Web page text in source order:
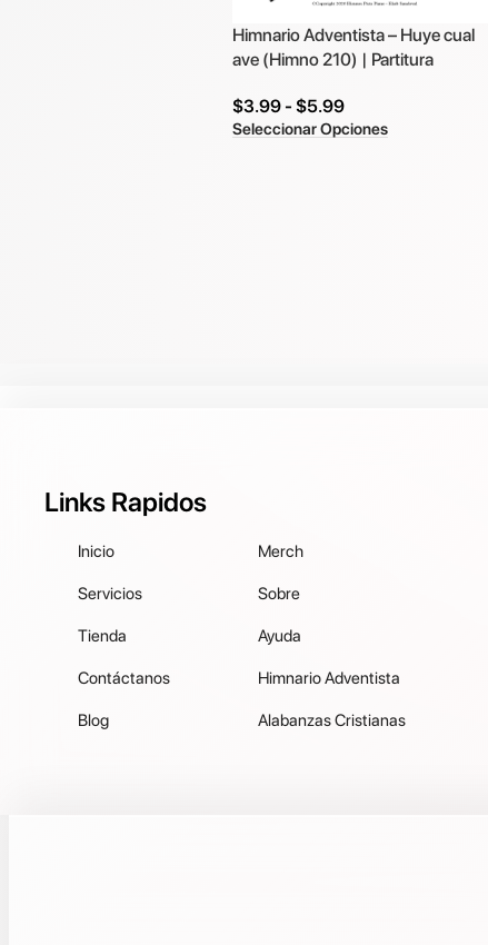
Himnario Adventista – Huye cual
ave (Himno 210) | Partitura
$3.99 - $5.99
Seleccionar Opciones
Links Rapidos
Inicio
Servicios
Tienda
Contáctanos
Blog
Merch
Sobre
Ayuda
Himnario Adventista
Alabanzas Cristianas